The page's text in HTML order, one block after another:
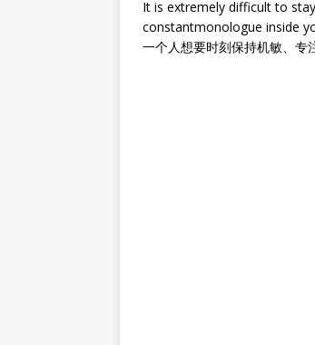
It is extremely difficult to
constantmonologue inside
一个人想要时刻保持机敏、专